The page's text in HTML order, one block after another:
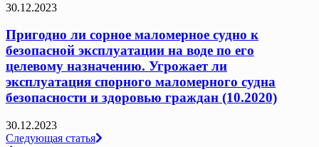
30.12.2023
Пригодно ли сорное маломерное судно к
безопасной эксплуатации на воде по его
целевому назначению. Угрожает ли
эксплуатация спорного маломерного судна
безопасности и здоровью граждан (10.2020)
30.12.2023
Навигация
Следующая статья